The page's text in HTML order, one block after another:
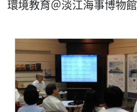
環境教育＠淡江海事博物館